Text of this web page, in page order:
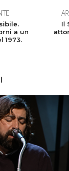
a un
1973.
Il